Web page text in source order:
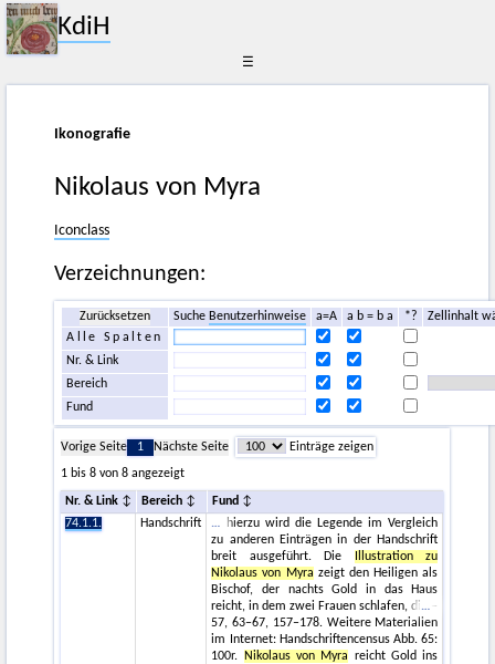
KdiH
☰
Ikonografie
Nikolaus von Myra
Iconclass
Verzeichnungen:
Zurücksetzen Suche Benutzerhinweise a=A a b = b a *?
Zellinhalt
Alle Spalten
Nr. & Link
Bereich
Fund
Vorige Seite 1 Nächste Seite
Einträge zeigen
1 bis 8 von 8 angezeigt
Nr. & Link Bereich
Fund
74.1.1.
Handschrift
hierzu wird die Legende im Vergleich
zu anderen Einträgen in der Handschrift
breit ausgeführt. Die
Illustration zu
Nikolaus von Myra zeigt den Heiligen als
Bischof, der nachts Gold in das Haus
reicht, in dem zwei Frauen schlafen, di
–
57, 63–67, 157–178. Weitere Materialien
im Internet: Handschriftencensus Abb. 65:
100r. Nikolaus von Myra reicht Gold ins